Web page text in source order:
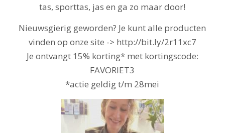
tas, sporttas, jas en ga zo maar door!
Nieuwsgierig geworden? Je kunt alle producten
vinden op onze site -> http://bit.ly/2r11xc7
Je ontvangt 15% korting* met kortingscode:
FAVORIET3
*actie geldig t/m 28mei